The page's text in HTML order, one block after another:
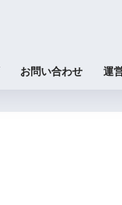
お問い合わせ 運